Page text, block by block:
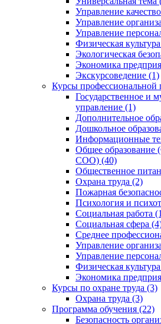
Управление
Управление
Управление
Физическая
Экологическая
Экономика
Экскурсоведение (1)
Курсы профессиональной
Государственное и
управление (1)
Дополнительное
Дошкольное
Информационные
Общее
СОО) (40)
Общественное
Охрана труда (2)
Пожарная
Психология и
Социальная работа
Социальная сфера
Среднее
Управление
Управление
Физическая
Экономика
Курсы по охране труда (3)
Охрана труда (3)
Программа обучения (22)
Безопасность